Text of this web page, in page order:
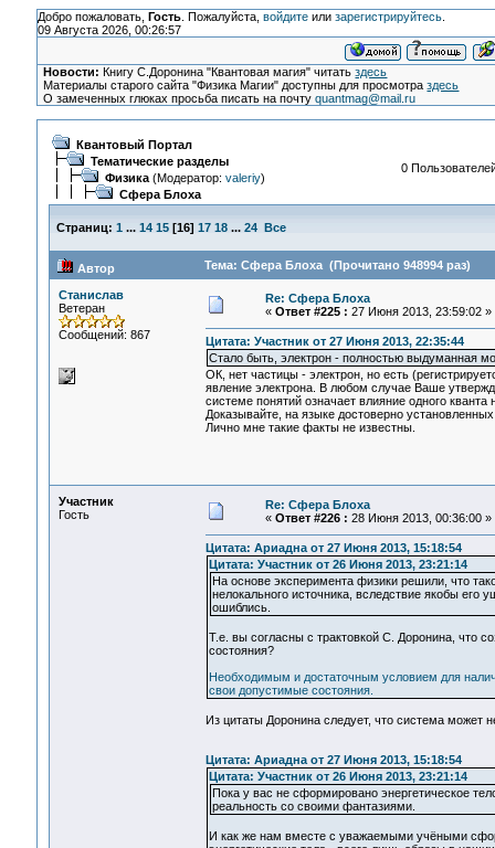
Добро пожаловать, Гость. Пожалуйста, войдитеили зарегистрируйтесь.
09 Августа 2026, 00:26:57
Новости: Книгу С.Доронина "Квантовая магия" читатьздесь
Материалы старого сайта "Физика Магии" доступны для просмотраздесь
О замеченных глюках просьба писать на почтуquantmag@mail.ru
Квантовый Портал
Тематические разделы
Физика(Модератор: valeriy)
Сфера Блоха
0
Страниц: 1 ... 14 15[16] 17 18 ... 24 Все
Автор Тема: Сфера Блоха (Прочитано 948994 раз)
Станислав
Ветеран
Сообщений: 867
Re: Сфера Блоха
« Ответ #225 : 27 Июня 2013, 23:59:02 »
Цитата: Участник от 27 Июня 2013, 22:35:44
Стало быть, электрон - полностью выдуманная
ОК, нет частицы - электрон, но есть
явление электрона. В любом случае Ваше
системе понятий означает влияние одного кванта
Доказывайте, на языке достоверно
Лично мне такие факты не известны.
Участник
Гость
Re: Сфера Блоха
« Ответ #226 : 28 Июня 2013, 00:36:00 »
Цитата: Ариадна от 27 Июня 2013, 15:18:54
Цитата: Участник от 26 Июня 2013, 23:21:14
На основе эксперимента физики решили, что
нелокального источника, вследствие якобы его
ошиблись.
Т.е. вы согласны с трактовкой С. Доронина, что
состояния?
Необходимым и достаточным условием для
свои допустимые состояния.
Из цитаты Доронина следует, что система
Цитата: Ариадна от 27 Июня 2013, 15:18:54
Цитата: Участник от 26 Июня 2013, 23:21:14
Пока у вас не сформировано энергетическое
реальность со своими фантазиями.
И как же нам вместе с уважаемыми учёными